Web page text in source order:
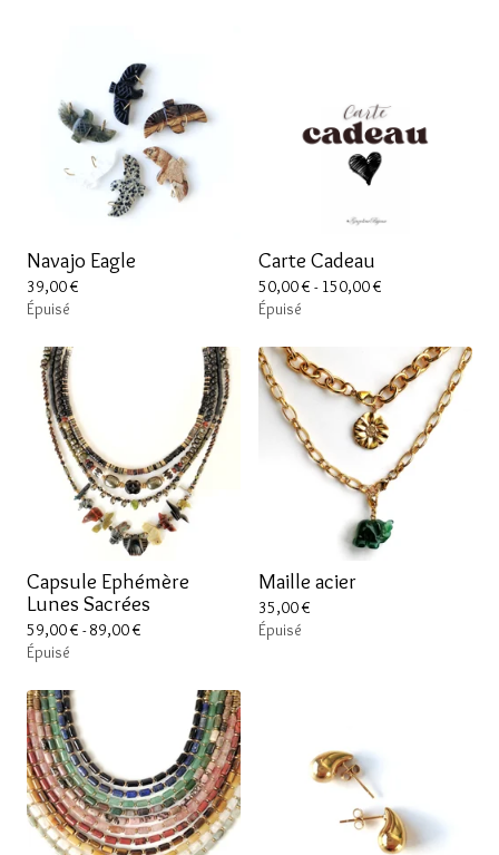
Navajo Eagle
39,00€
Épuisé
Carte Cadeau
50,00€ - 150,00€
Épuisé
Capsule Ephémère
Lunes Sacrées
59,00€ - 89,00€
Épuisé
Maille acier
35,00€
Épuisé